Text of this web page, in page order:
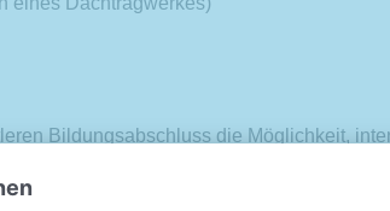
Bildungsabschluss die Möglichkeit,
– zu bilden. Bestandteile der
Weitere Informationen erteilt z.B.: